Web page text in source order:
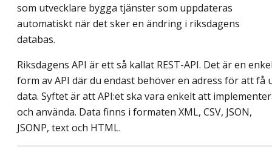
som utvecklare bygga tjänster som uppdateras
automatiskt när det sker en ändring i riksdagens
databas.
Riksdagens API är ett så kallat REST-API. Det är en
form av API där du endast behöver en adress för att få
data. Syftet är att API:et ska vara enkelt att
och använda. Data finns i formaten XML, CSV, JSON,
JSONP, text och HTML.